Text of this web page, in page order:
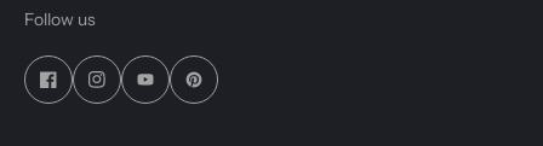
Follow us